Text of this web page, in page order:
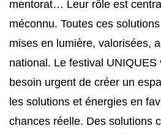
mentorat… Leur rôle est
méconnu. Toutes ces
mises en lumière, valorisées,
national. Le festival
besoin urgent de créer un
les solutions et énergies en
chances réelle. Des solutions